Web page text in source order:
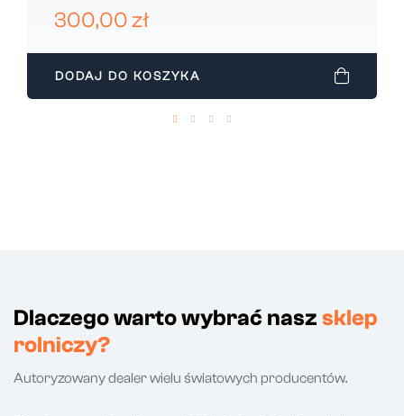
01545459010
300,00 zł
DODAJ DO KOSZYKA
Dlaczego warto wybrać nasz sklep
rolniczy?
Autoryzowany dealer wielu światowych producentów.